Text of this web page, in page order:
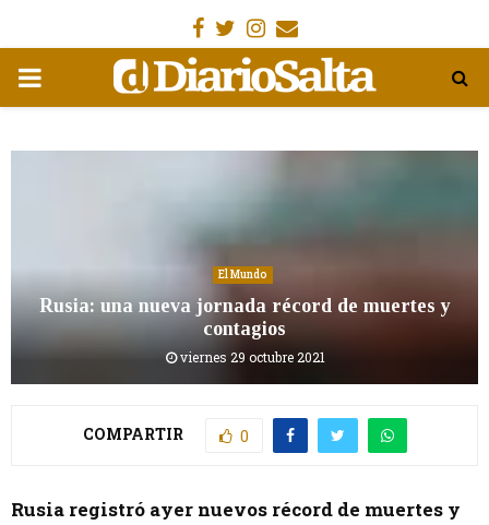
Facebook
Gorjeo
Instagram
Email
MENÚ
El Mundo
Rusia: una nueva jornada récord de muertes y
contagios
viernes 29 octubre 2021
COMPARTIR 0
Rusia registró ayer nuevos récord de muertes y